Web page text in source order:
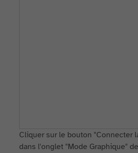
Cliquer sur le bouton "Connecter
dans l'onglet "Mode Graphique"